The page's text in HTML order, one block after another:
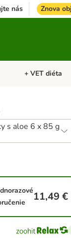
nás Znova
Otvoriť menu:
+ VET diéta
s aloe 6 x 85 g
11,49 €